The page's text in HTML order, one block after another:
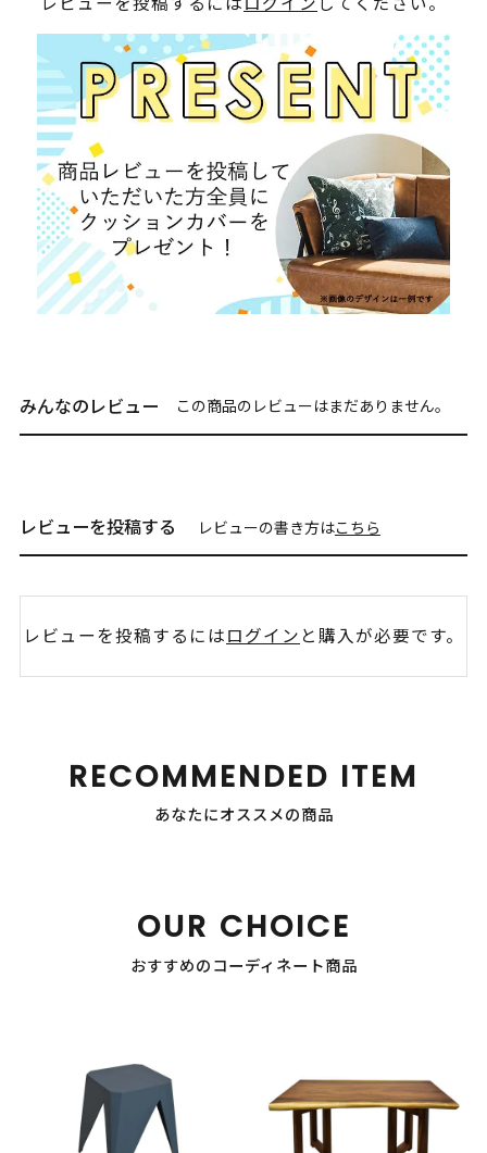
みんなのレビュー この商品のレビューはまだありません。
レビューを投稿する レビューの書き方はこちら
レビューを投稿するにはログイン と購入が必要です。
RECOMMENDED ITEM
あなたにオススメの商品
OUR CHOICE
おすすめのコーディネート商品